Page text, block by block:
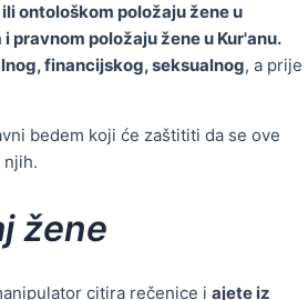
ontološkom položaju žene u
pravnom položaju žene u Kur'anu.
financijskog, seksualnog, a prije
bedem koji će zaštititi da se ove
njih.
žene
citira rečenice i ajete iz